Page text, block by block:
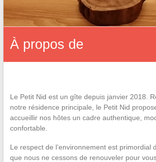
À propos de
Le Petit Nid est un gîte depuis janvier 2018.
notre résidence principale, le Petit Nid
accueillir nos hôtes un cadre authentique,
confortable.
Le respect de l’environnement est primordial
que nous ne cessons de renouveler pour